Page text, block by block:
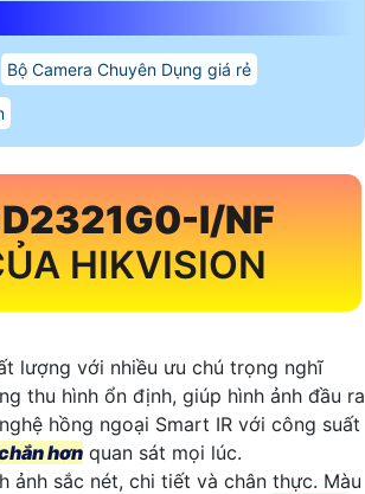
Bộ Camera Chuyên Dụng giá rẻ
I/NF
HIKVISION
lượng với nhiều ưu chú trọng nghĩ
thu hình ổn định, giúp hình ảnh đầu ra
hồng ngoại Smart IR với công suất
hơn quan sát mọi lúc.
ảnh sắc nét, chi tiết và chân thực. Màu